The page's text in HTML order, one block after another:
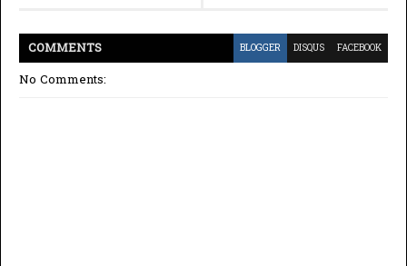
COMMENTS BLOGGER DISQUS FACEBOOK
No Comments: